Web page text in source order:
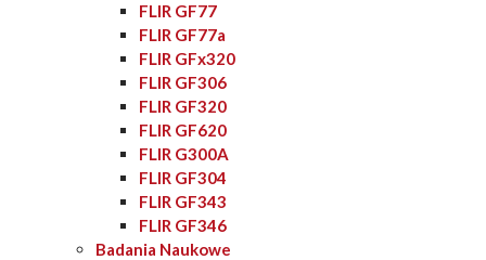
FLIR GF77
FLIR GF77a
FLIR GFx320
FLIR GF306
FLIR GF320
FLIR GF620
FLIR G300A
FLIR GF304
FLIR GF343
FLIR GF346
Badania Naukowe